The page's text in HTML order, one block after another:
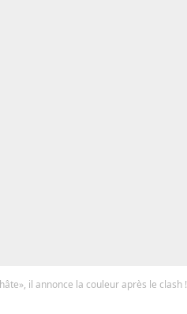
il annonce la couleur après le clash !